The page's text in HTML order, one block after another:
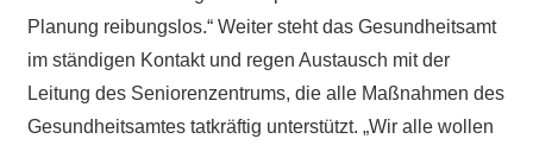
Planung reibungslos.“ Weiter steht das Gesundheitsamt
im ständigen Kontakt und regen Austausch mit der
Leitung des Seniorenzentrums, die alle Maßnahmen des
Gesundheitsamtes tatkräftig unterstützt. „Wir alle wollen